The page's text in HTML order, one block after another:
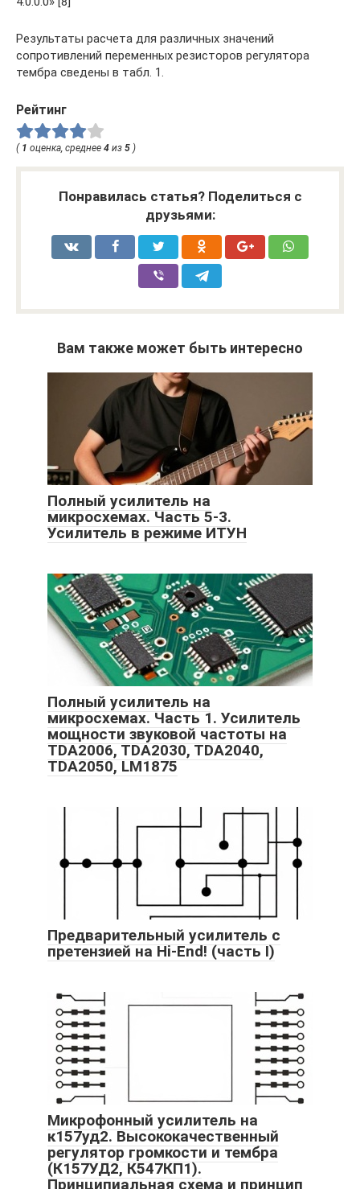
Результаты расчета для различных значений
сопротивлений переменных резисторов регулятора
тембра сведены в табл. 1.
Рейтинг
( 1 оценка, среднее 4 из 5 )
Понравилась статья? Поделиться с
друзьями:
Вам также может быть интересно
Полный усилитель на
микросхемах. Часть 5-3.
Усилитель в режиме ИТУН
Полный усилитель на
микросхемах. Часть 1. Усилитель
мощности звуковой частоты на
TDA2006, TDA2030, TDA2040,
TDA2050, LM1875
Предварительный усилитель с
претензией на Hi-End! (часть I)
Микрофонный усилитель на
к157уд2. Высококачественный
регулятор громкости и тембра
(К157УД2, К547КП1).
Принципиальная схема и принцип